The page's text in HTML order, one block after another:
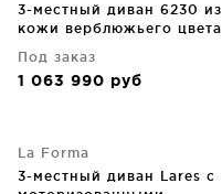
3-местный диван 6230 из
кожи верблюжьего цвета
Под заказ
1 063 990 руб
La Forma
3-местный диван Lares с